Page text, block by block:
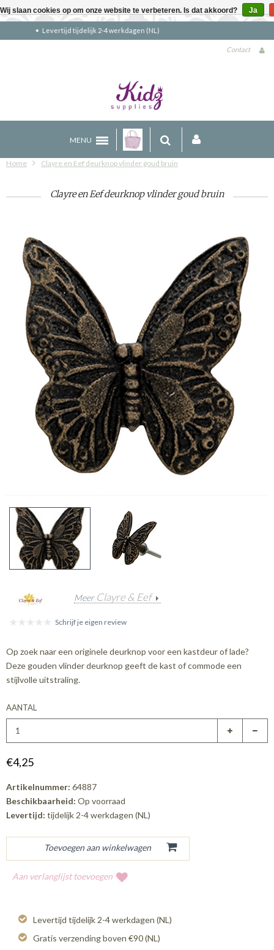
Gratis verzending boven €90 (NL)
Contact
MENU
Home Clayre en Eef deurknop vlinder goud bruin
Clayre en Eef deurknop vlinder goud bruin
Meer Clayre & Eef
Schrijf je eigen review
Op zoek naar een originele deurknop voor een kastdeur of lade?
Deze gouden vlinder deurknop geeft de kast of commode een
stijlvolle uitstraling.
AANTAL
€4,25
Artikelnummer: 64887
Beschikbaarheid: Op voorraad
Levertijd: tijdelijk 2-4 werkdagen (NL)
Aan verlanglijst toevoegen
Levertijd tijdelijk 2-4 werkdagen (NL)
Gratis verzending boven €90 (NL)
Wij slaan cookies op om onze website te verbeteren. Is dat akkoord? Ja